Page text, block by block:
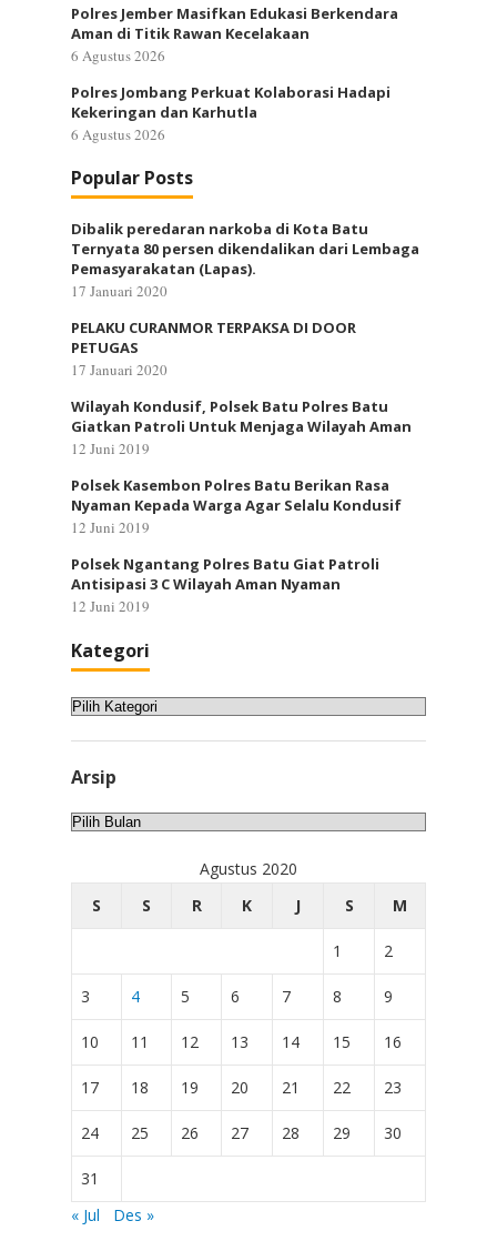
Polres Jember Masifkan Edukasi Berkendara
Aman di Titik Rawan Kecelakaan
6 Agustus 2026
Polres Jombang Perkuat Kolaborasi Hadapi
Kekeringan dan Karhutla
6 Agustus 2026
Popular Posts
Dibalik peredaran narkoba di Kota Batu
Ternyata 80 persen dikendalikan dari Lembaga
Pemasyarakatan (Lapas).
17 Januari 2020
PELAKU CURANMOR TERPAKSA DI DOOR
PETUGAS
17 Januari 2020
Wilayah Kondusif, Polsek Batu Polres Batu
Giatkan Patroli Untuk Menjaga Wilayah Aman
12 Juni 2019
Polsek Kasembon Polres Batu Berikan Rasa
Nyaman Kepada Warga Agar Selalu Kondusif
12 Juni 2019
Polsek Ngantang Polres Batu Giat Patroli
Antisipasi 3 C Wilayah Aman Nyaman
12 Juni 2019
Kategori
Kategori
Arsip
Arsip
Agustus 2020
S
S R K J S M
1 2
3 4 5 6 7 8 9
10 11 12 13 14 15 16
17 18 19 20 21 22 23
24 25 26 27 28 29 30
31
« Jul
Des »